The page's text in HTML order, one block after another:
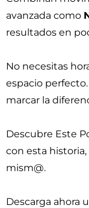
avanzada como
resultados en
No necesitas
espacio
marcar la
Descubre Este
con esta
mism@.
Descarga ahora